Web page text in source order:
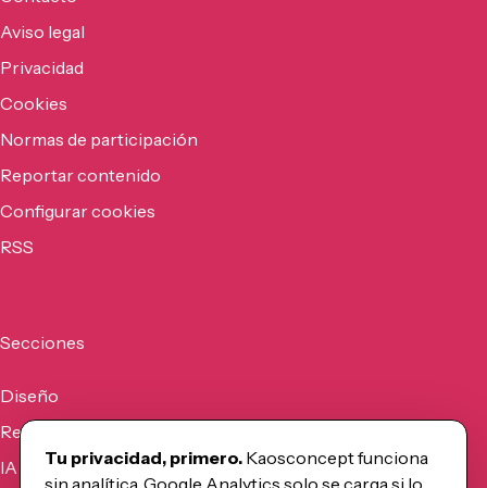
Aviso legal
Privacidad
Cookies
Normas de participación
Reportar contenido
Configurar cookies
RSS
Secciones
Diseño
Recursos
IA
Tu privacidad, primero. Kaosconcept funciona
sin analítica. Google Analytics solo se carga si lo